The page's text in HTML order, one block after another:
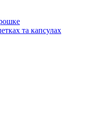
та капсулах